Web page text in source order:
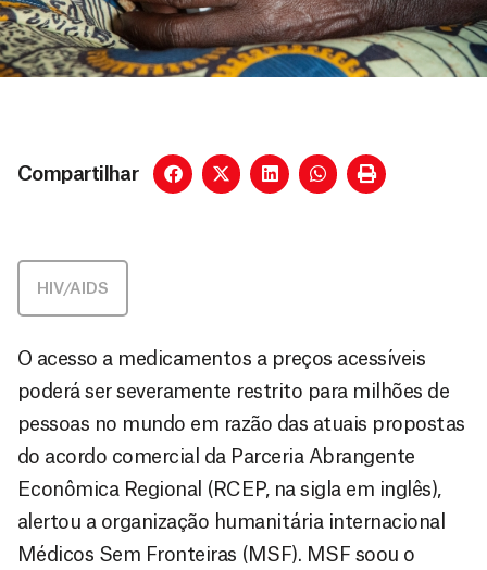
Compartilhar
HIV/AIDS
O acesso a medicamentos a preços acessíveis
poderá ser severamente restrito para milhões de
pessoas no mundo em razão das atuais propostas
do acordo comercial da Parceria Abrangente
Econômica Regional (RCEP, na sigla em inglês),
alertou a organização humanitária internacional
Médicos Sem Fronteiras (MSF). MSF soou o